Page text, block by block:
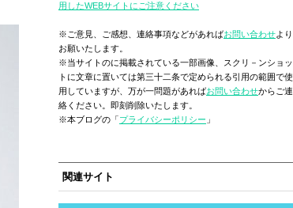
用したWEBサイトにご注意ください
※ご意見、ご感想、連絡事項などがあればお問い合わせより
お願いたします。
※当サイトのに掲載されている一部画像、スクリ－ンショッ
トに文章に置いては第三十二条で定められる引用の範囲で使
用していますが、万が一問題があればお問い合わせからご連
絡ください。即刻削除いたします。
※本ブログの「プライバシーポリシー 」
関連サイト